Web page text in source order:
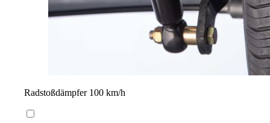
Radstoßdämpfer 100 km/h